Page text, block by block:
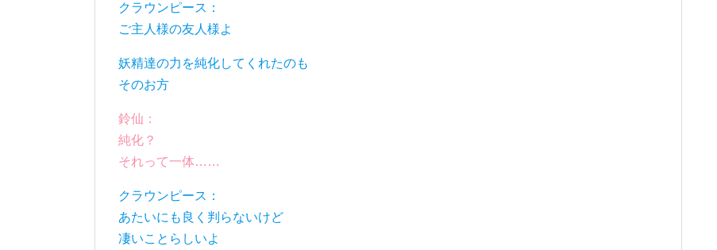
クラウンピース：
ご主人様の友人様よ
妖精達の力を純化してくれたのも
そのお方
鈴仙：
純化？
それって一体……
クラウンピース：
あたいにも良く判らないけど
凄いことらしいよ